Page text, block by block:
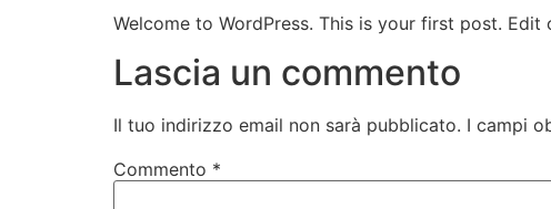
Welcome to WordPress. This is your first post.
Lascia un commento
Il tuo indirizzo email non sarà pubblicato. I campi
Commento *